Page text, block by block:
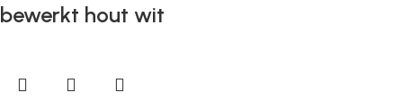
bewerkt hout wit